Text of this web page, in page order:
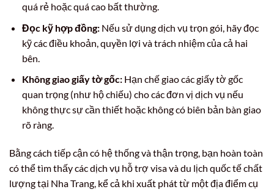
quá rẻ hoặc quá cao bất thường.
Đọc kỹ hợp đồng:Nếu sử dụng dịch vụ trọn gói, hãy đọc
kỹ các điều khoản, quyền lợi và trách nhiệm của cả hai
bên.
Không giao giấy tờ gốc:Hạn chế giao các giấy tờ gốc
quan trọng (như hộ chiếu) cho các đơn vị dịch vụ nếu
không thực sự cần thiết hoặc không có biên bản bàn giao
rõ ràng.
Bằng cách tiếp cận có hệ thống và thận trọng, bạn hoàn toàn
có thể tìm thấy các dịch vụ hỗ trợ visa và du lịch quốc tế chất
lượng tại Nha Trang, kể cả khi xuất phát từ một địa điểm cụ